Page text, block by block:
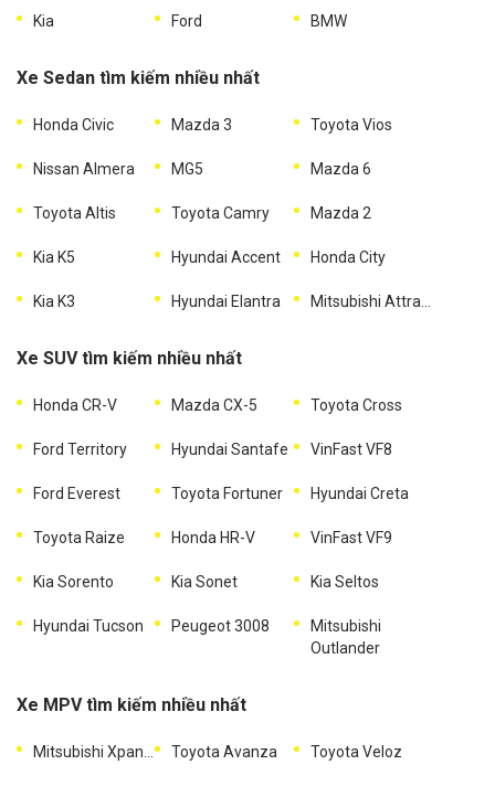
Kia Ford BMW
Xe Sedan tìm kiếm nhiều nhất
Honda Civic Mazda 3 Toyota Vios
Nissan Almera MG5 Mazda 6
Toyota Altis Toyota Camry Mazda 2
Kia K5 Hyundai Accent Honda City
Kia K3 Hyundai Elantra Mitsubishi Attrage
Xe SUV tìm kiếm nhiều nhất
Honda CR-V Mazda CX-5 Toyota Cross
Ford Territory Hyundai Santafe VinFast VF8
Ford Everest Toyota Fortuner Hyundai Creta
Toyota Raize Honda HR-V VinFast VF9
Kia Sorento Kia Sonet Kia Seltos
Hyundai Tucson Peugeot 3008
Mitsubishi
Outlander
Xe MPV tìm kiếm nhiều nhất
Mitsubishi Xpander Toyota Avanza Toyota Veloz